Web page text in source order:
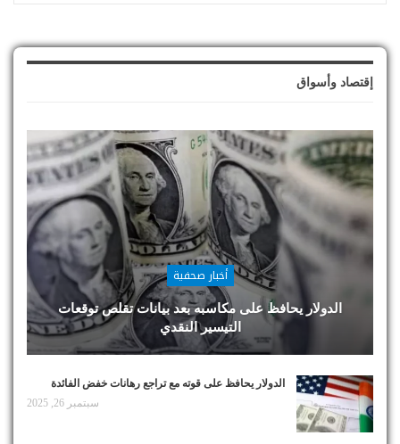
إقتصاد وأسواق
أخبار صحفية
الدولار يحافظ على مكاسبه بعد بيانات تقلص توقعات
التيسير النقدي
الدولار يحافظ على قوته مع تراجع رهانات خفض الفائدة
سبتمبر 26, 2025